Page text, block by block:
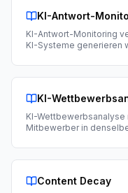
KI-Antwort-
KI-Antwort-Monitoring
KI-Systeme generieren
KI-
KI-
Mitbewerber in
Content Decay